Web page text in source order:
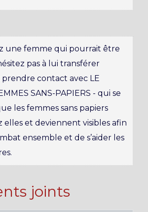
une femme qui pourrait être
pas à lui transférer
prendre contact avec LE
SANS-PAPIERS - qui se
les femmes sans papiers
elles et deviennent visibles afin
ensemble et de s’aider les
joints